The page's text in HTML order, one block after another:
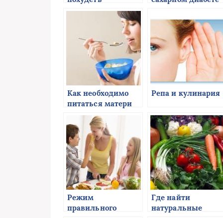
Как необходимо
питаться матери
новорожденного
Репа и кулинария
Режим
правильного
Где найти
натуральные